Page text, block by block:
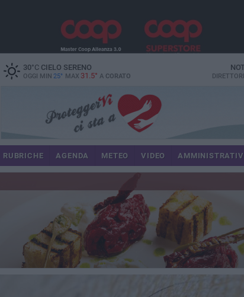
30°CCIELO SERENO
OGGI MIN 25° MAX 31.5° A CORATO
RUBRICHE AGENDA METEO VIDEO